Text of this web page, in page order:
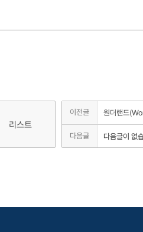
리스트
이전글 원더랜드
다음글 다음글이 없